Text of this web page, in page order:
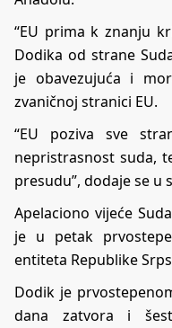
“EU prima k znanju
Dodika od strane
je obavezujuća i
zvaničnoj stranici EU.
“EU poziva sve
nepristrasnost suda,
presudu”, dodaje se u
Apelaciono vijeće
je u petak
entiteta Republike
Dodik je
dana zatvora i